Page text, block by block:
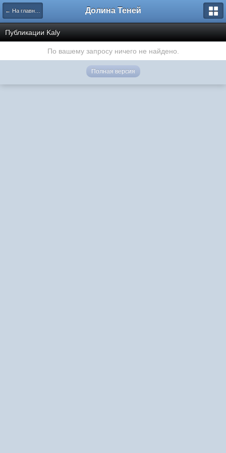
← На главную Долина Теней
Публикации Kaly
По вашему запросу ничего не найдено.
Полная версия